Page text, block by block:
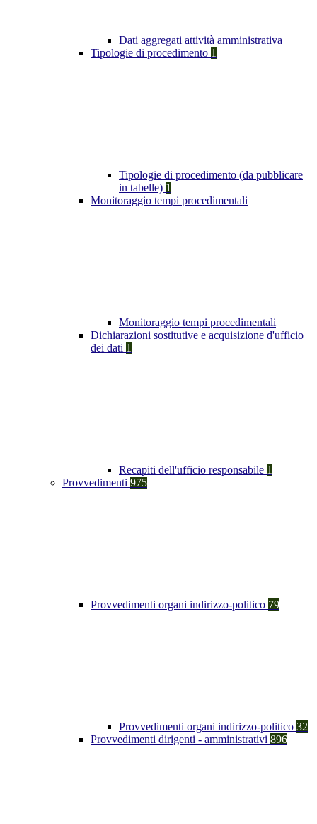
Dati aggregati attività amministrativa
Tipologie di procedimento 1
Tipologie di procedimento (da pubblicare
in tabelle) 1
Monitoraggio tempi procedimentali
Monitoraggio tempi procedimentali
Dichiarazioni sostitutive e acquisizione d'ufficio
dei dati 1
Recapiti dell'ufficio responsabile 1
Provvedimenti 975
Provvedimenti organi indirizzo-politico 79
Provvedimenti organi indirizzo-politico 32
Provvedimenti dirigenti - amministrativi 896